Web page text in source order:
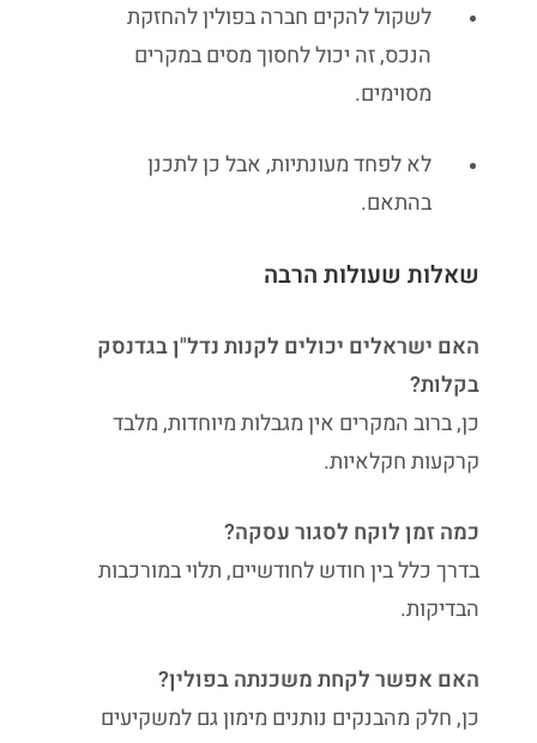
לשקול להקים חברה בפולין להחזקת
הנכס, זה יכול לחסוך מסים במקרים
מסוימים.
לא לפחד מעונתיות, אבל כן לתכנן
בהתאם.
שאלות שעולות הרבה
האם ישראלים יכולים לקנות נדל"ן בגדנסק
בקלות?
כן, ברוב המקרים אין מגבלות מיוחדות, מלבד
קרקעות חקלאיות.
כמה זמן לוקח לסגור עסקה?
בדרך כלל בין חודש לחודשיים, תלוי במורכבות
הבדיקות.
האם אפשר לקחת משכנתה בפולין?
כן, חלק מהבנקים נותנים מימון גם למשקיעים